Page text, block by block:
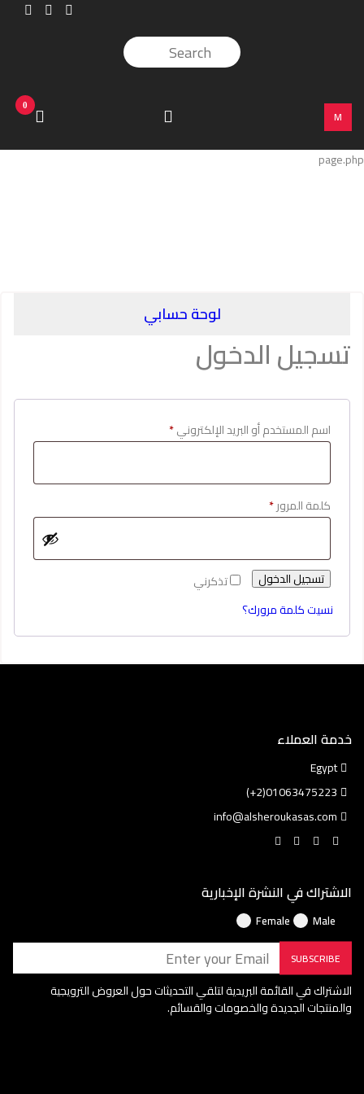
M
0
page.php
لوحة حسابي
تسجيل الدخول
اسم المستخدم أو البريد الإلكتروني*
كلمة المرور*
تذكرني
تسجيل الدخول
نسيت كلمة مرورك؟
خدمة العملاء
Egypt
01063475223(2+)
info@alsheroukasas.com
الاشتراك في النشرة الإخبارية
Male
Female
SUBSCRIBE
الاشتراك في القائمة البريدية لتلقي التحديثات حول العروض الترويجية
والمنتجات الجديدة والخصومات والقسائم.